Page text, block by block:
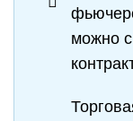
можно